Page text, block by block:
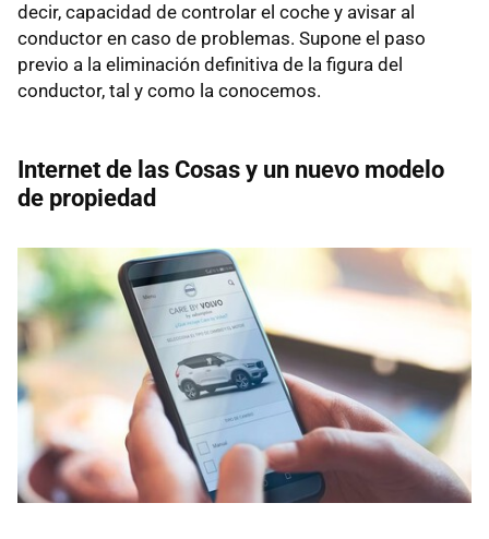
decir, capacidad de controlar el coche y avisar al
conductor en caso de problemas. Supone el paso
previo a la eliminación definitiva de la figura del
conductor, tal y como la conocemos.
Internet de las Cosas y un nuevo modelo
de propiedad